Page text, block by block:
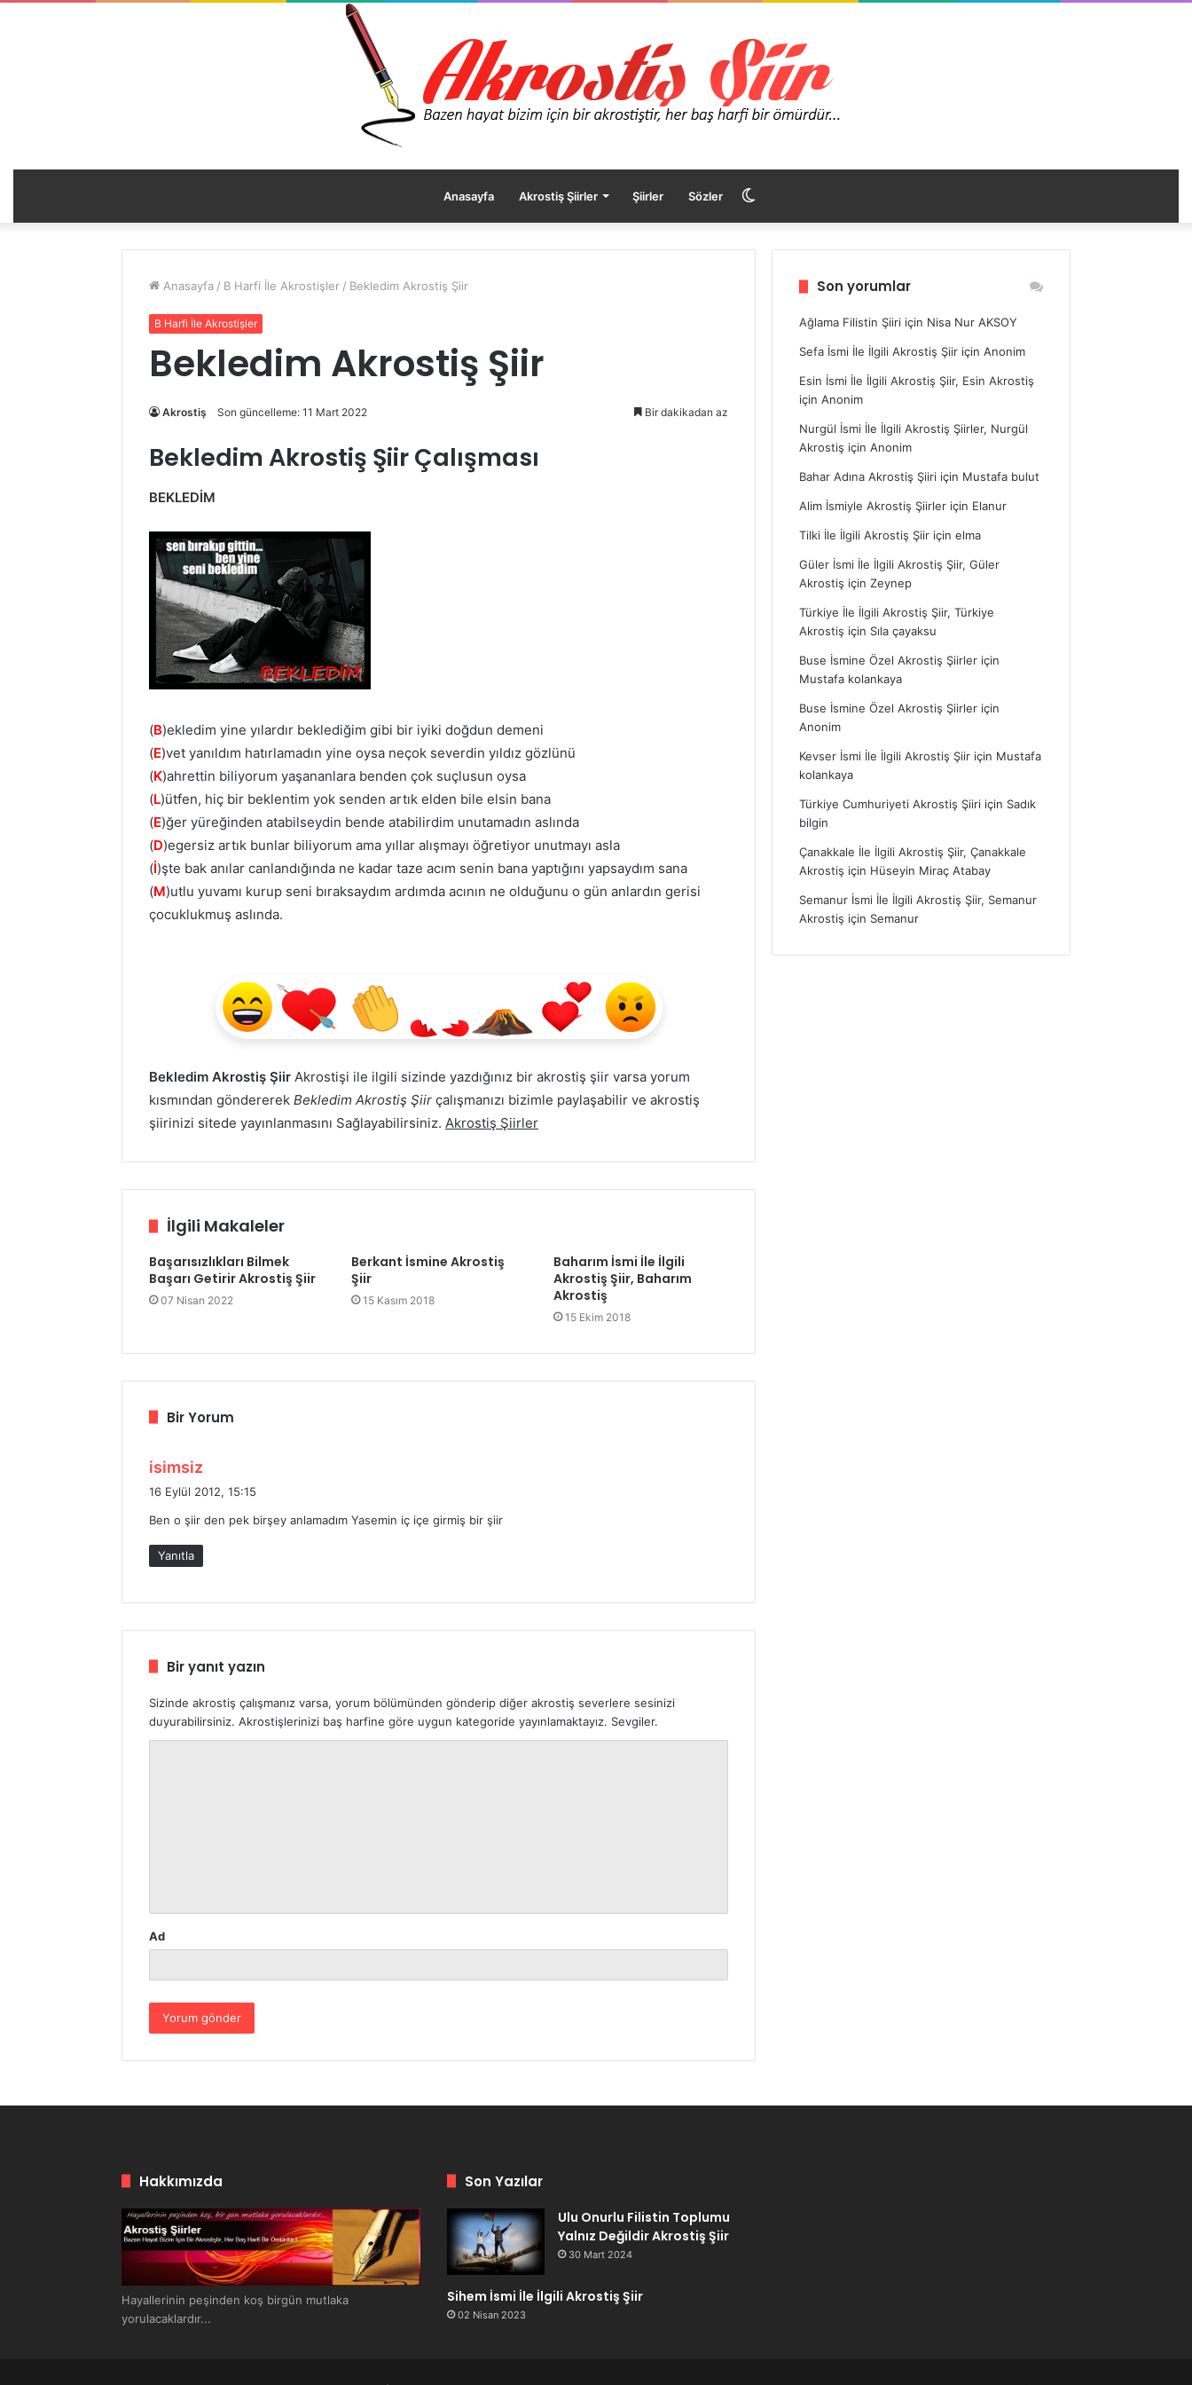
Anasayfa Akrostiş Şiirler Şiirler Sözler
görünümü
Anasayfa / B Harfi İle Akrostişler / Bekledim Akrostiş Şiir
B Harfi İle Akrostişler
Bekledim Akrostiş Şiir
Akrostiş Son güncelleme: 11 Mart 2022 Bir dakikadan az
Bekledim Akrostiş Şiir Çalışması
BEKLEDİM
(B)ekledim yine yılardır beklediğim gibi bir iyiki doğdun demeni
(E)vet yanıldım hatırlamadın yine oysa neçok severdin yıldız gözlünü
(K)ahrettin biliyorum yaşananlara benden çok suçlusun oysa
(L)ütfen, hiç bir beklentim yok senden artık elden bile elsin bana
(E)ğer yüreğinden atabilseydin bende atabilirdim unutamadın aslında
(D)egersiz artık bunlar biliyorum ama yıllar alışmayı öğretiyor unutmayı asla
(İ)şte bak anılar canlandığında ne kadar taze acım senin bana yaptığını yapsaydım sana
(M)utlu yuvamı kurup seni bıraksaydım ardımda acının ne olduğunu o gün anlardın gerisi
çocuklukmuş aslında.
Bekledim Akrostiş Şiir Akrostişi ile ilgili sizinde yazdığınız bir akrostiş şiir varsa yorum
kısmından göndererek Bekledim Akrostiş Şiir çalışmanızı bizimle paylaşabilir ve akrostiş
şiirinizi sitede yayınlanmasını Sağlayabilirsiniz. Akrostiş Şiirler
İlgili Makaleler
Başarısızlıkları Bilmek
Başarı Getirir Akrostiş Şiir
07 Nisan 2022
Berkant İsmine Akrostiş
Şiir
15 Kasım 2018
Baharım İsmi İle İlgili
Akrostiş Şiir, Baharım
Akrostiş
15 Ekim 2018
Bir Yorum
isimsiz
i
16 Eylül 2012, 15:15
Ben o şiir den pek birşey anlamadım Yasemin iç içe girmiş bir şiir
Yanıtla
Bir yanıt yazın
Sizinde akrostiş çalışmanız varsa, yorum bölümünden gönderip diğer akrostiş severlere sesinizi
duyurabilirsiniz. Akrostişlerinizi baş harfine göre uygun kategoride yayınlamaktayız. Sevgiler.
Ad
Son yorumlar
Ağlama Filistin Şiiri için Nisa Nur AKSOY
Sefa İsmi İle İlgili Akrostiş Şiir içinAnonim
Esin İsmi İle İlgili Akrostiş Şiir, Esin Akrostiş
içinAnonim
Nurgül İsmi İle İlgili Akrostiş Şiirler, Nurgül
Akrostiş içinAnonim
Bahar Adına Akrostiş Şiiri için Mustafa bulut
Alim İsmiyle Akrostiş Şiirler için Elanur
Tilki İle İlgili Akrostiş Şiir içinelma
Güler İsmi İle İlgili Akrostiş Şiir, Güler
Akrostiş içinZeynep
Türkiye İle İlgili Akrostiş Şiir, Türkiye
Akrostiş için Sıla çayaksu
Buse İsmine Özel Akrostiş Şiirler için
Mustafa kolankaya
Buse İsmine Özel Akrostiş Şiirler için
Anonim
Kevser İsmi İle İlgili Akrostiş Şiir için Mustafa
kolankaya
Türkiye Cumhuriyeti Akrostiş Şiiri için Sadık
bilgin
Çanakkale İle İlgili Akrostiş Şiir, Çanakkale
Akrostiş için Hüseyin Miraç Atabay
Semanur İsmi İle İlgili Akrostiş Şiir, Semanur
Akrostiş için Semanur
Hakkımızda
Hayallerinin peşinden koş birgün mutlaka
yorulacaklardır...
Son Yazılar
Ulu Onurlu Filistin Toplumu
Yalnız Değildir Akrostiş Şiir
30 Mart 2024
Sihem İsmi İle İlgili Akrostiş Şiir
02 Nisan 2023